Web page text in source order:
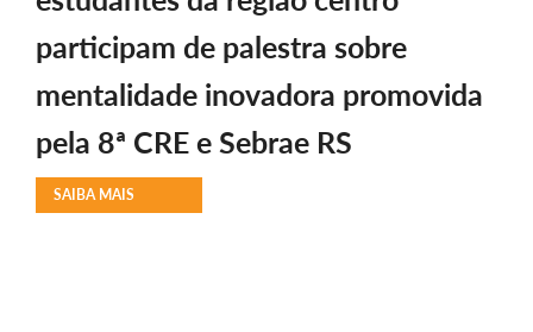
participam de palestra sobre
mentalidade inovadora promovida
pela 8ª CRE e Sebrae RS
SAIBA MAIS